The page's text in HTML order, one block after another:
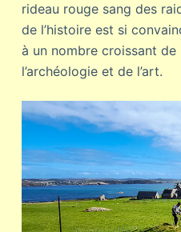
rideau rouge sang des
de l’histoire est si
à un nombre croissant de
l’archéologie et de l’art.